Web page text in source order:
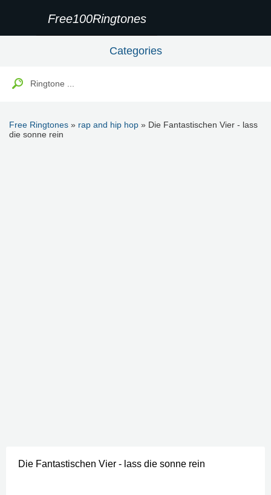
Free100Ringtones
Categories
Free Ringtones » rap and hip hop » Die Fantastischen Vier - lass
die sonne rein
Die Fantastischen Vier - lass die sonne rein